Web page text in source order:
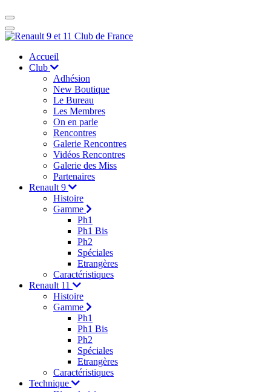
Accueil
Club
Adhésion
New Boutique
Le Bureau
Les Membres
On en parle
Rencontres
Galerie Rencontres
Vidéos Rencontres
Galerie des Miss
Partenaires
Renault 9
Histoire
Gamme
Ph1
Ph1 Bis
Ph2
Spéciales
Etrangères
Caractéristiques
Renault 11
Histoire
Gamme
Ph1
Ph1 Bis
Ph2
Spéciales
Etrangères
Caractéristiques
Technique